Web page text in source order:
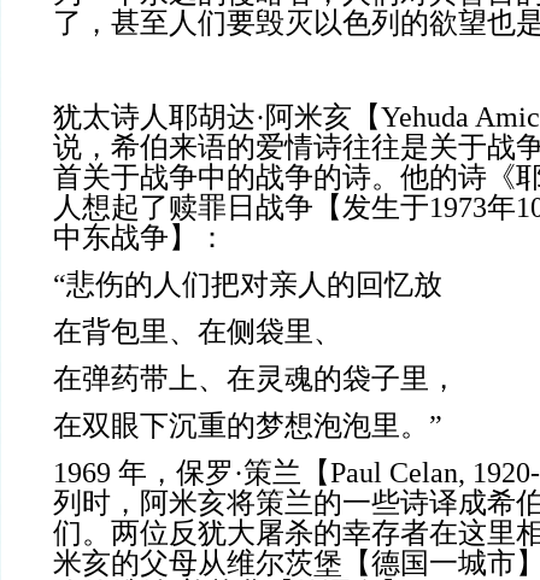
了，甚至人们要毁灭以色列的欲望也
犹太诗人耶胡达·阿米亥【Yehuda
说，希伯来语的爱情诗往往是关于战
首关于战争中的战争的诗。他的诗《
人想起了赎罪日战争【发生于1973年
中东战争】：
“悲伤的人们把对亲人的回忆放
在背包里、在侧袋里、
在弹药带上、在灵魂的袋子里，
在双眼下沉重的梦想泡泡里。”
1969 年，保罗·策兰【Paul Celan,
列时，阿米亥将策兰的一些诗译成希
们。两位反犹大屠杀的幸存者在这里
米亥的父母从维尔茨堡【德国一城市